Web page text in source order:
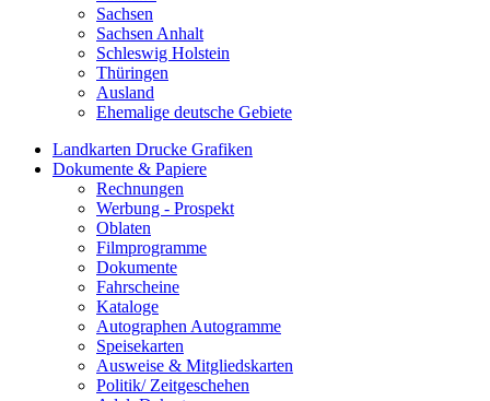
Sachsen
Sachsen Anhalt
Schleswig Holstein
Thüringen
Ausland
Ehemalige deutsche Gebiete
Landkarten Drucke Grafiken
Dokumente & Papiere
Rechnungen
Werbung - Prospekt
Oblaten
Filmprogramme
Dokumente
Fahrscheine
Kataloge
Autographen Autogramme
Speisekarten
Ausweise & Mitgliedskarten
Politik/ Zeitgeschehen